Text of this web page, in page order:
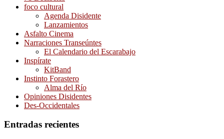
foco cultural
Agenda Disidente
Lanzamientos
Asfalto Cinema
Narraciones Transeúntes
El Calendario del Escarabajo
Inspírate
KitBand
Instinto Forastero
Alma del Río
Opiniones Disidentes
Des-Occidentales
Entradas recientes